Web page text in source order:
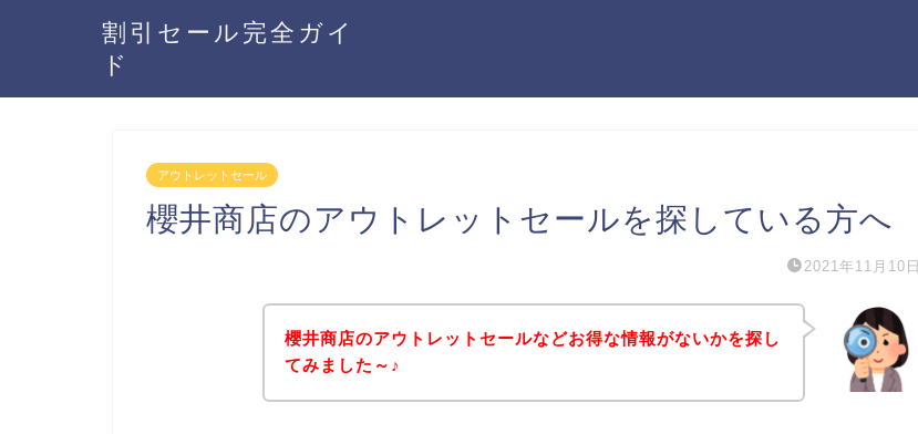
割引セール完全ガイ
ド
アウトレットセール
櫻井商店のアウトレットセールを探している方へ
2021年11月10日
櫻井商店のアウトレットセールなどお得な情報がないかを探し
てみました～♪